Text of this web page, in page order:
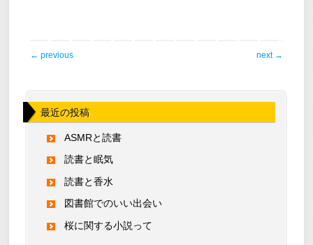
post navigation
← previous next →
最近の投稿
ASMRと読書
読書と眠気
読書と香水
図書館でのいい出会い
桜に関する小説って